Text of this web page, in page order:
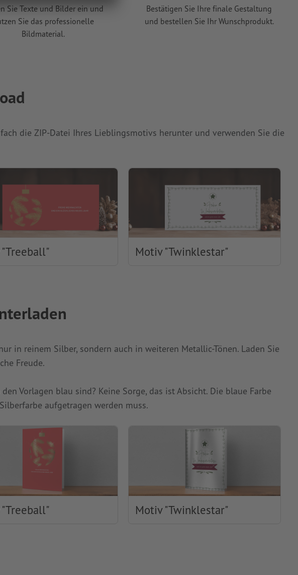
Sie Texte und Bilder ein und
Sie das professionelle
Bildmaterial.
Bestätigen Sie Ihre finale Gestaltung
und bestellen Sie Ihr Wunschprodukt.
die ZIP-Datei Ihres Lieblingsmotivs herunter und verwenden Sie die
Motiv "Twinklestar"
in reinem Silber, sondern auch in weiteren Metallic-Tönen. Laden Sie
Freude.
Vorlagen blau sind? Keine Sorge, das ist Absicht. Die blaue Farbe
aufgetragen werden muss.
Motiv "Twinklestar"